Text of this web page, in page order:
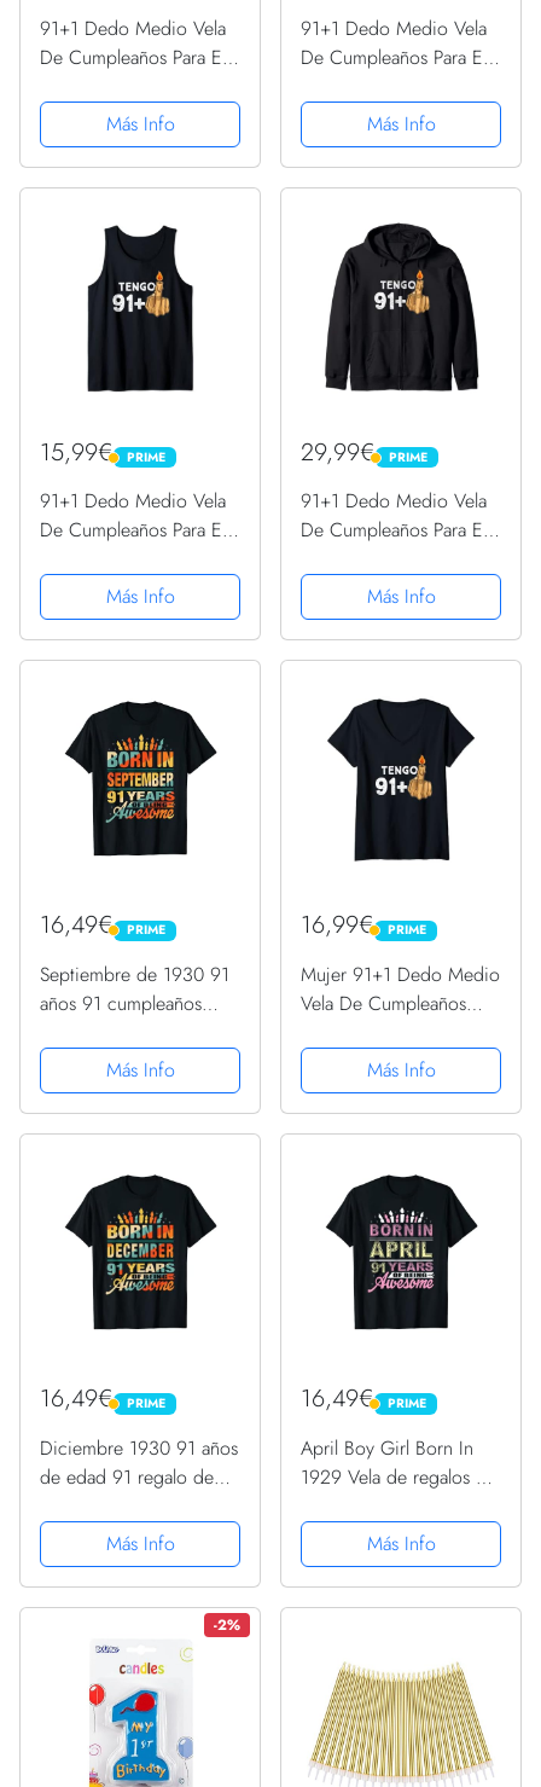
91+1 Dedo Medio Vela
De Cumpleaños Para El
CamisetaMás Info
91+1 Dedo Medio Vela
De Cumpleaños Para El
Sudadera con Capucha
Más Info
15,99€ PRIME
PRIME
91+1 Dedo Medio Vela
De Cumpleaños Para El
Camiseta sin Mangas
Más Info
29,99€ PRIME
PRIME
91+1 Dedo Medio Vela
De Cumpleaños Para El
Sudadera con Capucha
Más Info
16,49€ PRIME
PRIME
Septiembre de 1930 91
años 91 cumpleaños
CamisetaMás Info
16,99€ PRIME
PRIME
Mujer 91+1 Dedo Medio
Vela De Cumpleaños
Camiseta Cuello V
Más Info
16,49€ PRIME
PRIME
Diciembre 1930 91 años
de edad 91 regalo de
vela Camiseta
Más Info
16,49€ PRIME
PRIME
April Boy Girl Born In
1929 Vela de regalos de
CamisetaMás Info
-2%